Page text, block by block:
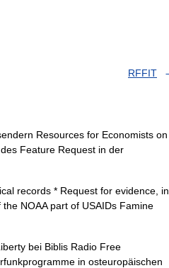
RFFIT
Resources for Economists on
Feature Request in der
records * Request for evidence, in
NOAA part of USAIDs Famine
bei Biblis Radio Free
in osteuropäischen